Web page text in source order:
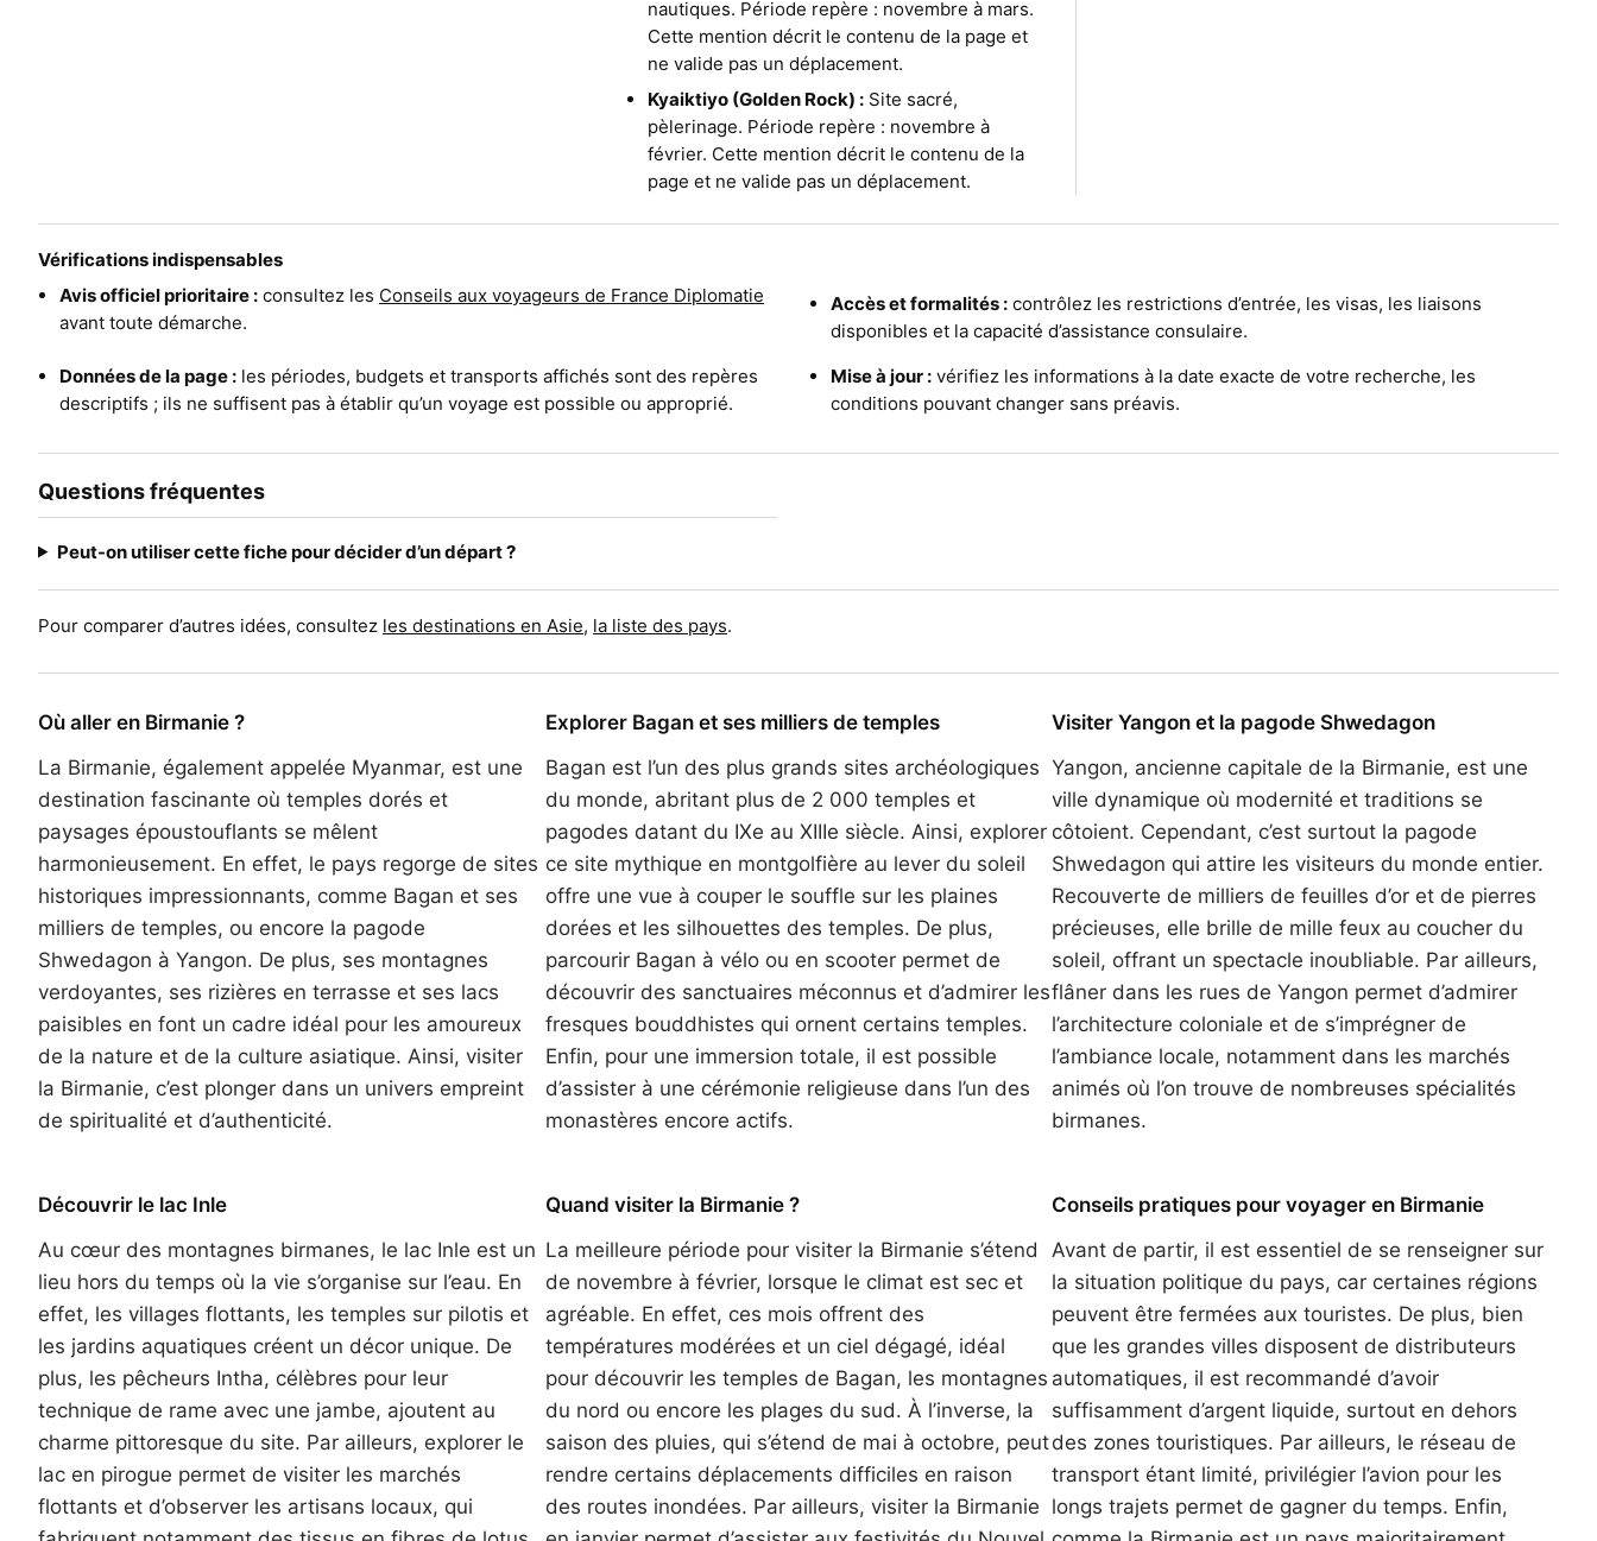
nautiques. Période repère : novembre à mars.
Cette mention décrit le contenu de la page et
ne valide pas un déplacement.
Kyaiktiyo (Golden Rock) :Site sacré,
pèlerinage. Période repère : novembre à
février. Cette mention décrit le contenu de la
page et ne valide pas un déplacement.
Vérifications indispensables
Avis officiel prioritaire : consultez les Conseils aux voyageurs de France Diplomatie
avant toute démarche.
Accès et formalités : contrôlez les restrictions d’entrée, les visas, les liaisons
disponibles et la capacité d’assistance consulaire.
Données de la page : les périodes, budgets et transports affichés sont des repères
descriptifs ; ils ne suffisent pas à établir qu’un voyage est possible ou approprié.
Mise à jour : vérifiez les informations à la date exacte de votre recherche, les
conditions pouvant changer sans préavis.
Questions fréquentes
Peut-on utiliser cette fiche pour décider d’un départ ?
Pour comparer d’autres idées, consultez les destinations en Asie, la liste des pays.
Où aller en Birmanie ?
La Birmanie, également appelée Myanmar, est une
destination fascinante où temples dorés et
paysages époustouflants se mêlent
harmonieusement. En effet, le pays regorge de sites
historiques impressionnants, comme Bagan et ses
milliers de temples, ou encore la pagode
Shwedagon à Yangon. De plus, ses montagnes
verdoyantes, ses rizières en terrasse et ses lacs
paisibles en font un cadre idéal pour les amoureux
de la nature et de la culture asiatique. Ainsi, visiter
la Birmanie, c’est plonger dans un univers empreint
de spiritualité et d’authenticité.
Explorer Bagan et ses milliers de temples
Bagan est l’un des plus grands sites archéologiques
du monde, abritant plus de 2 000 temples et
pagodes datant du IXe au XIIIe siècle. Ainsi, explorer
ce site mythique en montgolfière au lever du soleil
offre une vue à couper le souffle sur les plaines
dorées et les silhouettes des temples. De plus,
parcourir Bagan à vélo ou en scooter permet de
découvrir des sanctuaires méconnus et d’admirer les
fresques bouddhistes qui ornent certains temples.
Enfin, pour une immersion totale, il est possible
d’assister à une cérémonie religieuse dans l’un des
monastères encore actifs.
Visiter Yangon et la pagode Shwedagon
Yangon, ancienne capitale de la Birmanie, est une
ville dynamique où modernité et traditions se
côtoient. Cependant, c’est surtout la pagode
Shwedagon qui attire les visiteurs du monde entier.
Recouverte de milliers de feuilles d’or et de pierres
précieuses, elle brille de mille feux au coucher du
soleil, offrant un spectacle inoubliable. Par ailleurs,
flâner dans les rues de Yangon permet d’admirer
l’architecture coloniale et de s’imprégner de
l’ambiance locale, notamment dans les marchés
animés où l’on trouve de nombreuses spécialités
birmanes.
Découvrir le lac Inle
Au cœur des montagnes birmanes, le lac Inle est un
lieu hors du temps où la vie s’organise sur l’eau. En
effet, les villages flottants, les temples sur pilotis et
les jardins aquatiques créent un décor unique. De
plus, les pêcheurs Intha, célèbres pour leur
technique de rame avec une jambe, ajoutent au
charme pittoresque du site. Par ailleurs, explorer le
lac en pirogue permet de visiter les marchés
flottants et d’observer les artisans locaux, qui
Quand visiter la Birmanie ?
La meilleure période pour visiter la Birmanie s’étend
de novembre à février, lorsque le climat est sec et
agréable. En effet, ces mois offrent des
températures modérées et un ciel dégagé, idéal
pour découvrir les temples de Bagan, les montagnes
du nord ou encore les plages du sud. À l’inverse, la
saison des pluies, qui s’étend de mai à octobre, peut
rendre certains déplacements difficiles en raison
des routes inondées. Par ailleurs, visiter la Birmanie
Conseils pratiques pour voyager en Birmanie
Avant de partir, il est essentiel de se renseigner sur
la situation politique du pays, car certaines régions
peuvent être fermées aux touristes. De plus, bien
que les grandes villes disposent de distributeurs
automatiques, il est recommandé d’avoir
suffisamment d’argent liquide, surtout en dehors
des zones touristiques. Par ailleurs, le réseau de
transport étant limité, privilégier l’avion pour les
longs trajets permet de gagner du temps. Enfin,